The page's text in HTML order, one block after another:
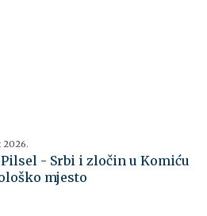
2026.
- Srbi i zločin u Komiću
mjesto